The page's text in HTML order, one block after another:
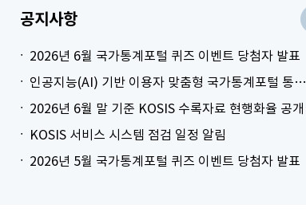
공지사항
2026년 6월 국가통계포털 퀴즈 이벤트 당첨자 발표
인공지능(AI) 기반 이용자 맞춤형 국가통계포털 통계표 생성 시범 서비스 안내
2026년 6월 말 기준 KOSIS 수록자료 현행화율 공개
KOSIS 서비스 시스템 점검 일정 알림
2026년 5월 국가통계포털 퀴즈 이벤트 당첨자 발표